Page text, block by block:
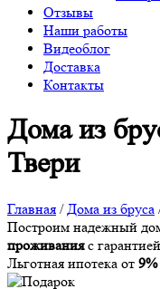
Отзывы
Наши работы
Видеоблог
Доставка
Контакты
Дома из
Твери
Главная /Дома из бруса
Построим надежный
проживанияс
Льготная ипотека от 9%